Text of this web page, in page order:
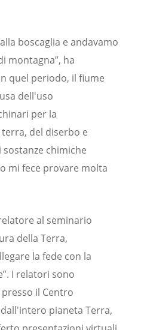
boscaglia e andavamo
montagna”, ha
quel periodo, il fiume
dell'uso
per la
del diserbo e
chimiche
mi fece provare molta
al seminario
della Terra,
la fede con la
I relatori sono
il Centro
pianeta Terra,